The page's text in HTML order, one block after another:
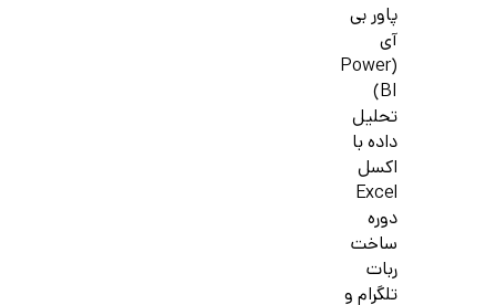
پاور بی
آی
(Power
BI)
تحلیل
داده با
اکسل
Excel
دوره
ساخت
ربات
تلگرام و